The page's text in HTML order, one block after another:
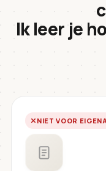
Ik leer je
NIET VOOR